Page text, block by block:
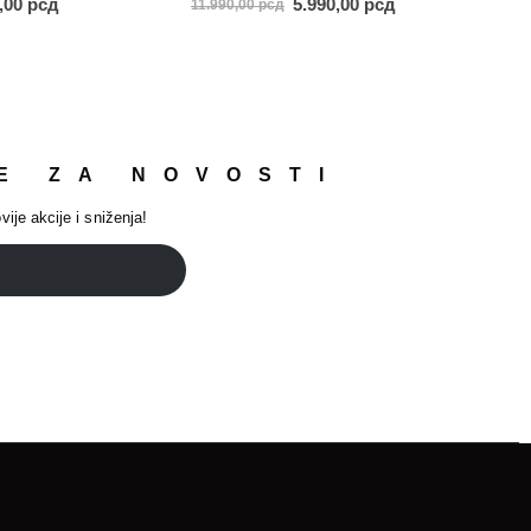
11.990,00рсд
ZA NOVOSTI
akcije i sniženja!